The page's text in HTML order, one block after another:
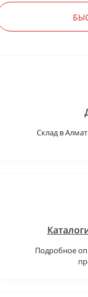
Склад в
Подробное